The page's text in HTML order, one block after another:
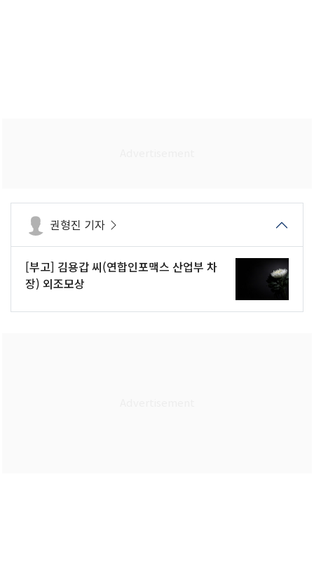
권형진 기자
[부고] 김용갑 씨(연합인포맥스 산업부 차
장) 외조모상